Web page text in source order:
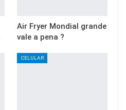
Air Fryer Mondial grande
vale a pena ?
CELULAR